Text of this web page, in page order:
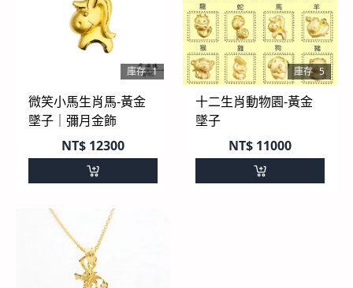
庫存 1
微笑小馬生肖馬-黃金
墜子｜彌月金飾
NT$12300
庫存 5
十二生肖動物園-黃金
墜子
NT$11000